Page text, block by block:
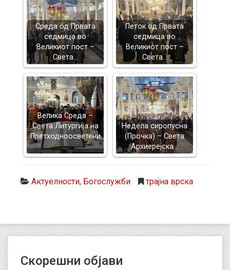
Среда од Првата
седмица во
Великиот пост –
Света…
Петок од Првата
седмица во
Великиот пост –
Света…
Велика Среда –
Света Литургија на
Претходноосветени
…
Недела сиропусна
(Прочка) – Света
Архиерејска…
Актуелности, Богослужби трајна врска
Скорешни објави